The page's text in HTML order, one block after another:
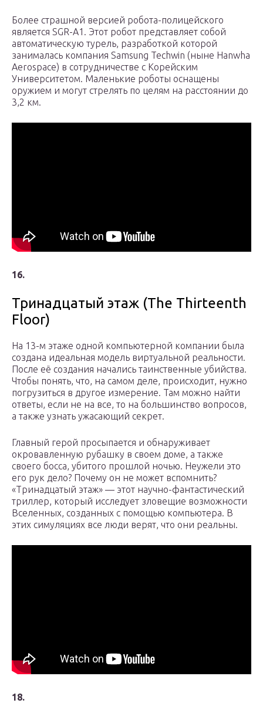
Более страшной версией робота-полицейского
является SGR-A1. Этот робот представляет собой
автоматическую турель, разработкой которой
занималась компания Samsung Techwin (ныне Hanwha
Aerospace) в сотрудничестве с Корейским
Университетом. Маленькие роботы оснащены
оружием и могут стрелять по целям на расстоянии до
3,2 км.
16.
Тринадцатый этаж (The Thirteenth
Floor)
На 13-м этаже одной компьютерной компании была
создана идеальная модель виртуальной реальности.
После её создания начались таинственные убийства.
Чтобы понять, что, на самом деле, происходит, нужно
погрузиться в другое измерение. Там можно найти
ответы, если не на все, то на большинство вопросов,
а также узнать ужасающий секрет.
Главный герой просыпается и обнаруживает
окровавленную рубашку в своем доме, а также
своего босса, убитого прошлой ночью. Неужели это
его рук дело? Почему он не может вспомнить?
«Тринадцатый этаж» — этот научно-фантастический
триллер, который исследует зловещие возможности
Вселенных, созданных с помощью компьютера. В
этих симуляциях все люди верят, что они реальны.
18.